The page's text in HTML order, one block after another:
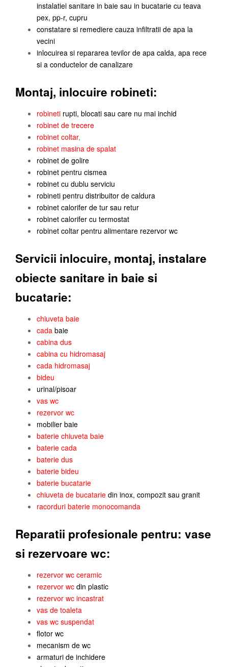
instalatiei sanitare in baie sau in bucatarie cu teava
pex, pp-r, cupru
constatare si remediere cauza infiltratii de apa la
vecini
inlocuirea si repararea tevilor de apa calda, apa rece
si a conductelor de canalizare
Montaj, inlocuire robineti:
robineti rupti, blocati sau care nu mai inchid
robinet de trecere
robinet coltar,
robinet masina de spalat
robinet de golire
robinet pentru cismea
robinet cu dublu serviciu
robineti pentru distribuitor de caldura
robinet calorifer de tur sau retur
robinet calorifer cu termostat
robinet coltar pentru alimentare rezervor wc
Servicii inlocuire, montaj, instalare
obiecte sanitare in baie si
bucatarie:
chiuveta baie
cada baie
cabina dus
cabina cu hidromasaj
cada hidromasaj
bideu
urinal/pisoar
vas wc
rezervor wc
mobilier baie
baterie chiuveta baie
baterie cada
baterie dus
baterie bideu
baterie bucatarie
chiuveta de bucatarie din inox, compozit sau granit
racorduri baterie monocomanda
Reparatii profesionale pentru: vase
si rezervoare wc:
rezervor wc ceramic
rezervor wc din plastic
rezervor wc incastrat
vas de toaleta
vas wc suspendat
flotor wc
mecanism de wc
armaturi de inchidere